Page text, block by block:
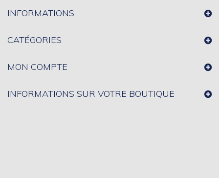
INFORMATIONS
CATÉGORIES
MON COMPTE
INFORMATIONS SUR VOTRE BOUTIQUE